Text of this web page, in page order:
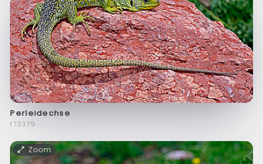
Perleidechse
f73379
Zoom